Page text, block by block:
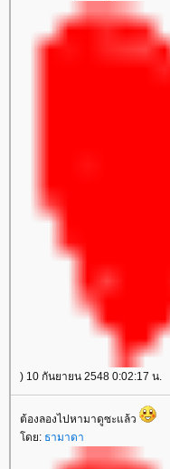
) 10 กันยายน 2548 0:02:17 น.
ต้องลองไปหามาดูซะแล้ว
ดย: ธามาดา